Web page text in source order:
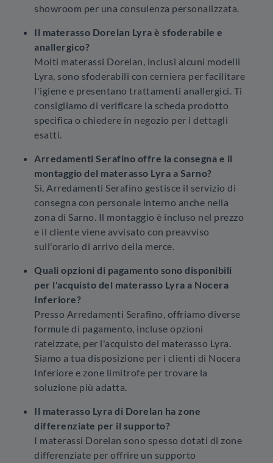
showroom per una consulenza personalizzata.
Il materasso Dorelan Lyra è sfoderabile e
anallergico?
Molti materassi Dorelan, inclusi alcuni modelli
Lyra, sono sfoderabili con cerniera per facilitare
l'igiene e presentano trattamenti anallergici. Ti
consigliamo di verificare la scheda prodotto
specifica o chiedere in negozio per i dettagli
esatti.
Arredamenti Serafino offre la consegna e il
montaggio del materasso Lyra a Sarno?
Sì, Arredamenti Serafino gestisce il servizio di
consegna con personale interno anche nella
zona di Sarno. Il montaggio è incluso nel prezzo
e il cliente viene avvisato con preavviso
sull'orario di arrivo della merce.
Quali opzioni di pagamento sono disponibili
per l'acquisto del materasso Lyra a Nocera
Inferiore?
Presso Arredamenti Serafino, offriamo diverse
formule di pagamento, incluse opzioni
rateizzate, per l'acquisto del materasso Lyra.
Siamo a tua disposizione per i clienti di Nocera
Inferiore e zone limitrofe per trovare la
soluzione più adatta.
Il materasso Lyra di Dorelan ha zone
differenziate per il supporto?
I materassi Dorelan sono spesso dotati di zone
differenziate per offrire un supporto